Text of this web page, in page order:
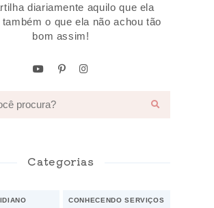
diariamente aquilo que ela
o que ela não achou tão
bom assim!
Categorias
CONHECENDO SERVIÇOS